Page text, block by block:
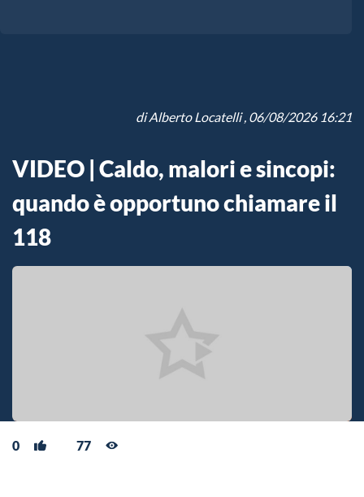
diAlberto Locatelli , 06/08/2026 16:21
VIDEO | Caldo, malori e sincopi:
quando è opportuno chiamare il
118
0 77